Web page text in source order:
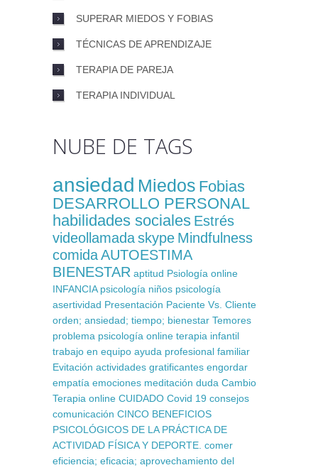
SUPERAR MIEDOS Y FOBIAS
TÉCNICAS DE APRENDIZAJE
TERAPIA DE PAREJA
TERAPIA INDIVIDUAL
NUBE DE TAGS
ansiedad Miedos Fobias
DESARROLLO PERSONAL
habilidades sociales Estrés
videollamadaskype Mindfulness
comidaAUTOESTIMA
BIENESTAR aptitud Psiología online
INFANCIA psicología niños psicología
asertividad Presentación Paciente Vs. Cliente
orden; ansiedad; tiempo; bienestar Temores
problema psicología online terapia infantil
trabajo en equipo ayuda profesional familiar
Evitación actividades gratificantes engordar
empatía emociones meditación duda Cambio
Terapia online CUIDADO Covid 19 consejos
comunicación CINCO BENEFICIOS
PSICOLÓGICOS DE LA PRÁCTICA DE
ACTIVIDAD FÍSICA Y DEPORTE. comer
eficiencia; eficacia; aprovechamiento del